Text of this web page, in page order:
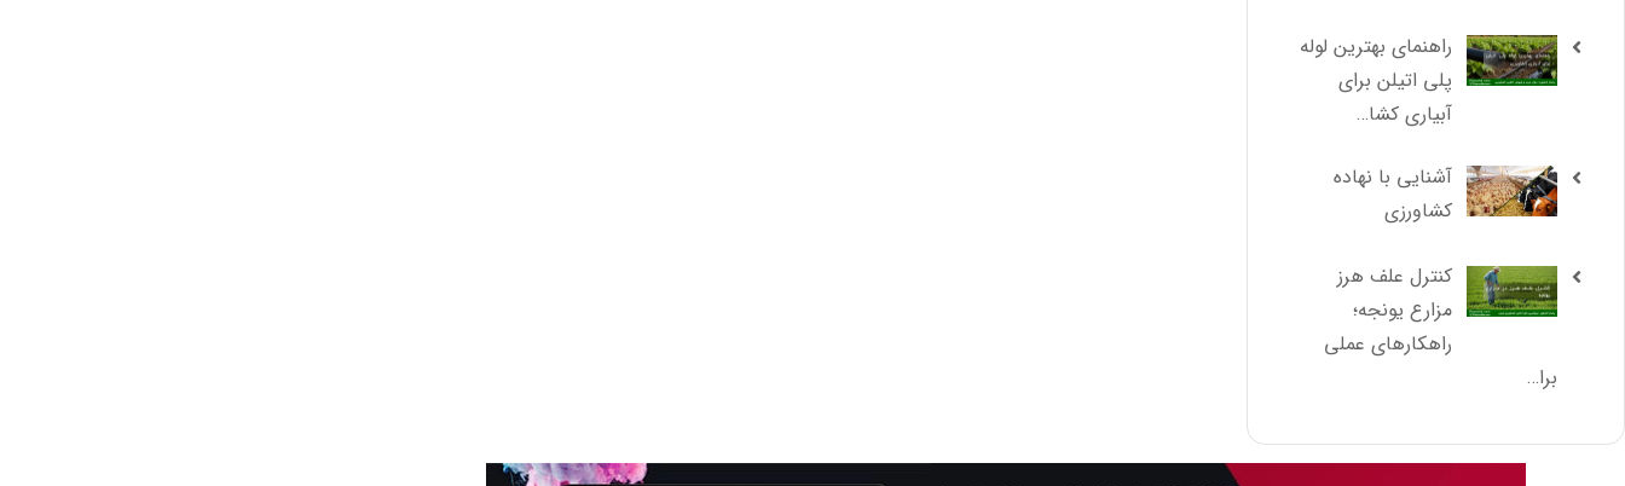
راهنمای بهترین لوله
پلی اتیلن برای
آبیاری کشا…
آشنایی با نهاده
کشاورزی
کنترل علف هرز
مزارع یونجه؛
راهکارهای عملی
برا…